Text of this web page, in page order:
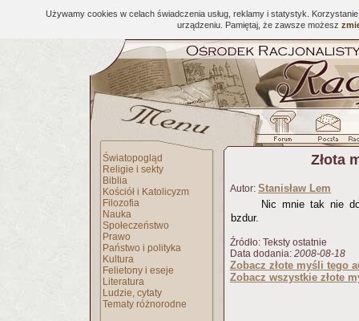
Używamy cookies w celach świadczenia usług, reklamy i statystyk.
urządzeniu. Pamiętaj, że zawsze możesz
Światopogląd
Religie i sekty
Biblia
Kościół i Katolicyzm
Filozofia
Nauka
Społeczeństwo
Prawo
Państwo i polityka
Kultura
Felietony i eseje
Literatura
Ludzie, cytaty
Tematy różnorodne
Złota
Autor: Stanisław Lem
Nic mnie tak nie
bzdur.
Źródło: Teksty ostatnie
Data dodania: 2008-08-18
Zobacz złote myśli tego
Zobacz wszystkie złote